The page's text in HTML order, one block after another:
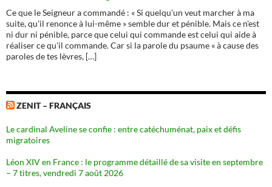
Ce que le Seigneur a commandé : « Si quelqu'un veut marcher à ma
suite, qu'il renonce à lui-même » semble dur et pénible. Mais ce n'est
ni dur ni pénible, parce que celui qui commande est celui qui aide à
réaliser ce qu'il commande. Car si la parole du psaume « à cause des
paroles de tes lèvres, […]
ZENIT – FRANÇAIS
Le cardinal Aveline se confie : entre catéchuménat, paix et défis
migratoires
Léon XIV en France : le programme détaillé de sa visite en septembre
– 7 titres, vendredi 7 août 2026